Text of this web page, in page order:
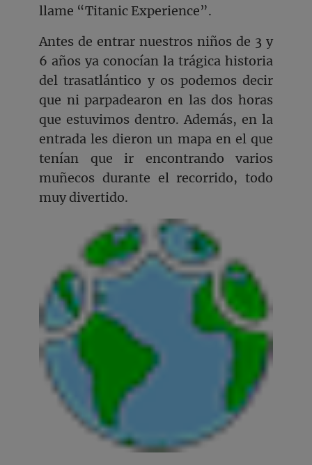
llame “Titanic Experience”.
Antes de entrar nuestros niños de 3 y
6 años ya conocían la trágica historia
del trasatlántico y os podemos decir
que ni parpadearon en las dos horas
que estuvimos dentro. Además, en la
entrada les dieron un mapa en el que
tenían que ir encontrando varios
muñecos durante el recorrido, todo
muy divertido.